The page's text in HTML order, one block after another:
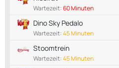
Wartezeit:60 Minuten
Dino Sky Pedalo
Wartezeit:45 Minuten
Stoomtrein
Wartezeit:45 Minuten